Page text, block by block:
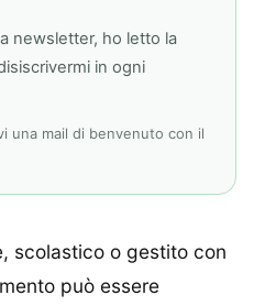
newsletter, ho letto la
in ogni
una mail di benvenuto con il
scolastico o gestito con
può essere